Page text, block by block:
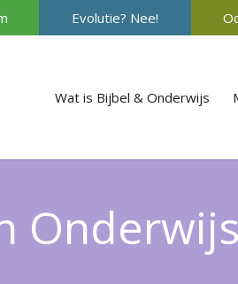
Evolutie? Nee!
Wat is Bijbel & Onderwijs